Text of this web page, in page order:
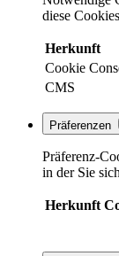
diese
Herkunft
Cookie
CMS
Präferenzen
Präferenz-
in der Sie
Herkunft